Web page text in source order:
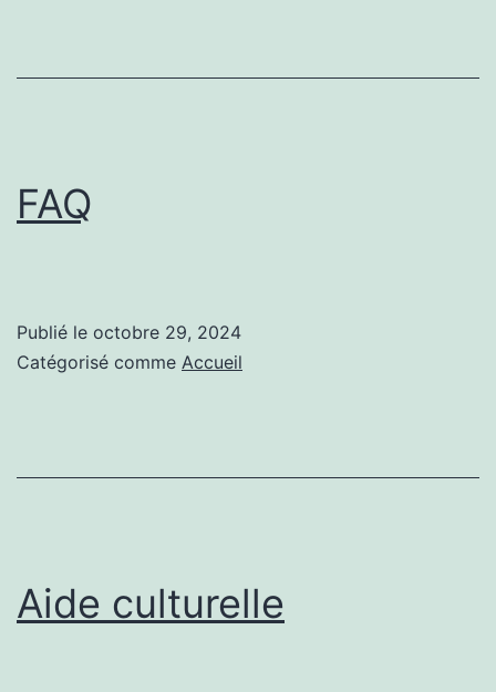
FAQ
Publié le octobre 29, 2024
Catégorisé comme Accueil
Aide culturelle